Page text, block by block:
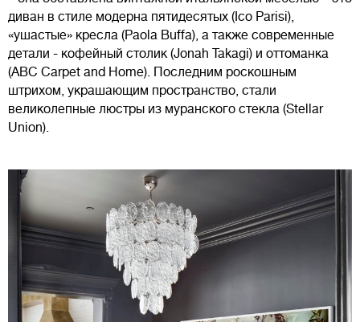
диван в стиле модерна пятидесятых (Ico Parisi),
«ушастые» кресла (Paola Buffa), а также современные
детали - кофейный столик (Jonah Takagi) и оттоманка
(ABC Carpet and Home). Последним роскошным
штрихом, украшающим пространство, стали
великолепные люстры из муранского стекла (Stellar
Union).